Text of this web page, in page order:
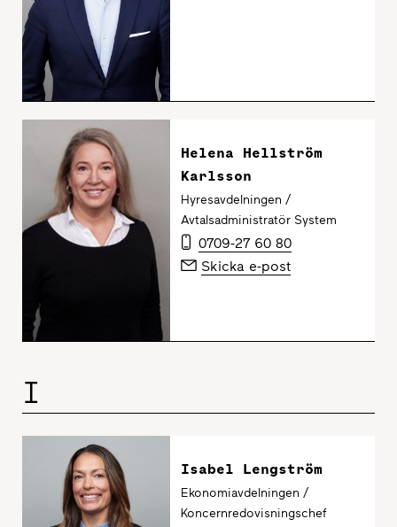
Helena Hellström
Karlsson
Hyresavdelningen /
Avtalsadministratör System
0709-27 60 80
Skicka e-post
I
Isabel Lengström
Ekonomiavdelningen /
Koncernredovisningschef